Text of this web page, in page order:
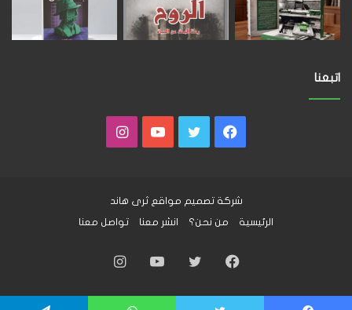
اتبعنا
فيسبوكتويتر يوتيوبانستقرام
شركة تصميم مواقع ثرى هاند
الرئيسية
من نحن؟ انشر معنا تواصل معنا
فيسبوكتويتر يوتيوبانستقرام